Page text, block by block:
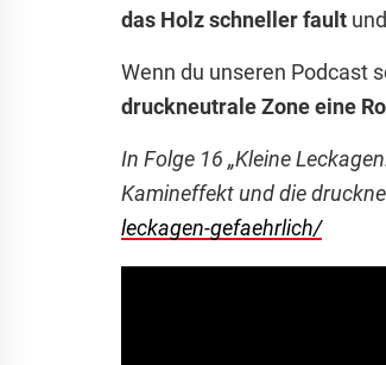
das Holz schneller fault
Wenn du unseren Podcast
druckneutrale Zone eine
In Folge 16 „Kleine
Kamineffekt und die
leckagen-gefaehrlich/